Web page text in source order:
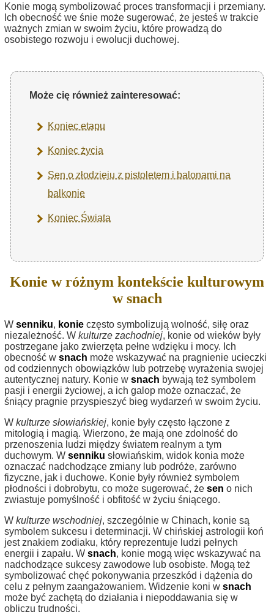
Konie mogą symbolizować proces transformacji i przemiany.
Ich obecność we śnie może sugerować, że jesteś w trakcie
ważnych zmian w swoim życiu, które prowadzą do
osobistego rozwoju i ewolucji duchowej.
Może cię również zainteresować:
Koniec etapu
Koniec życia
Sen o złodzieju z pistoletem i balonami na
balkonie
Koniec Świata
Konie w różnym kontekście kulturowym
w snach
W senniku, konie często symbolizują wolność, siłę oraz
niezależność. W kulturze zachodniej, konie od wieków były
postrzegane jako zwierzęta pełne wdzięku i mocy. Ich
obecność w snach może wskazywać na pragnienie ucieczki
od codziennych obowiązków lub potrzebę wyrażenia swojej
autentycznej natury. Konie w snach bywają też symbolem
pasji i energii życiowej, a ich galop może oznaczać, że
śniący pragnie przyspieszyć bieg wydarzeń w swoim życiu.
W kulturze słowiańskiej, konie były często łączone z
mitologią i magią. Wierzono, że mają one zdolność do
przenoszenia ludzi między światem realnym a tym
duchowym. W senniku słowiańskim, widok konia może
oznaczać nadchodzące zmiany lub podróże, zarówno
fizyczne, jak i duchowe. Konie były również symbolem
płodności i dobrobytu, co może sugerować, że sen o nich
zwiastuje pomyślność i obfitość w życiu śniącego.
W kulturze wschodniej, szczególnie w Chinach, konie są
symbolem sukcesu i determinacji. W chińskiej astrologii koń
jest znakiem zodiaku, który reprezentuje ludzi pełnych
energii i zapału. W snach, konie mogą więc wskazywać na
nadchodzące sukcesy zawodowe lub osobiste. Mogą też
symbolizować chęć pokonywania przeszkód i dążenia do
celu z pełnym zaangażowaniem. Widzenie koni w snach
może być zachętą do działania i niepoddawania się w
obliczu trudności.